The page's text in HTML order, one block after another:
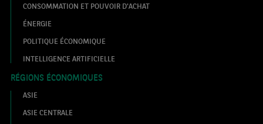
CONSOMMATION ET POUVOIR D'ACHAT
ÉNERGIE
POLITIQUE ÉCONOMIQUE
INTELLIGENCE ARTIFICIELLE
RÉGIONS ÉCONOMIQUES
ASIE
ASIE CENTRALE